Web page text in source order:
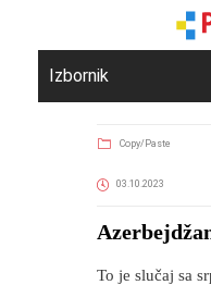
Izbornik
Copy/Paste
03.10.2023
To je slučaj sa